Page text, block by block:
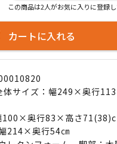
この商品は2人がお気に入りに登録し
カートに入れる
体サイズ：幅249×奥行
100×奥行83×高さ
214×奥行54㎝